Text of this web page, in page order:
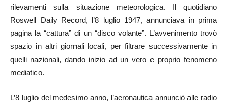
rilevamenti sulla situazione meteorologica. Il quotidiano
Roswell Daily Record, l’8 luglio 1947, annunciava in prima
pagina la “cattura” di un “disco volante”. L’avvenimento trovò
spazio in altri giornali locali, per filtrare successivamente in
quelli nazionali, dando inizio ad un vero e proprio fenomeno
mediatico.
L’8 luglio del medesimo anno, l’aeronautica annunciò alle radio